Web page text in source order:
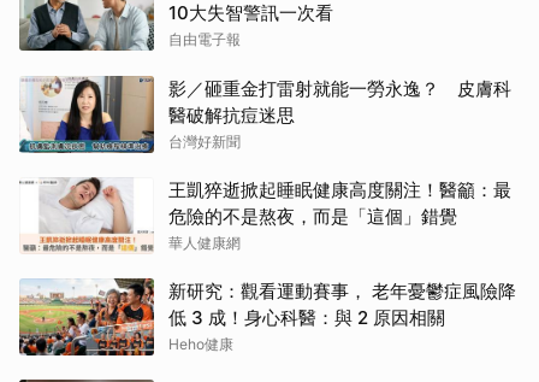
10大失智警訊一次看
自由電子報
影／砸重金打雷射就能一勞永逸？ 皮膚科
醫破解抗痘迷思
台灣好新聞
王凱猝逝掀起睡眠健康高度關注！醫籲：最
危險的不是熬夜，而是「這個」錯覺
華人健康網
新研究：觀看運動賽事， 老年憂鬱症風險降
低 3 成！身心科醫：與 2 原因相關
Heho健康